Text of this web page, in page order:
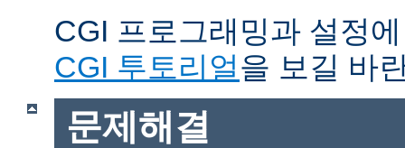
CGI 프로그래밍과 설정
CGI 투토리얼을 보길 바
문제해결